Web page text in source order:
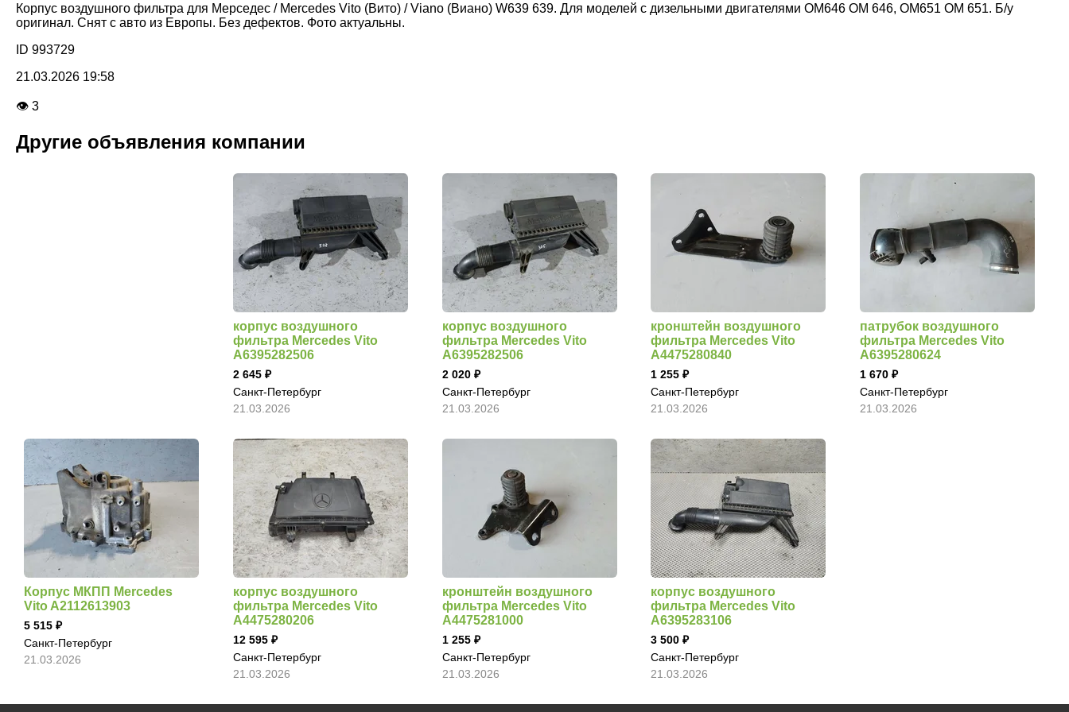
Корпус воздушного фильтра для Мерседес / Mercedes Vito (Вито) / Viano (Виано) W639 639. Для моделей с дизельными двигателями OM646 OM 646, OM651 OM 651. Б/у
оригинал. Снят с авто из Европы. Без дефектов. Фото актуальны.
ID 993729
21.03.2026 19:58
👁 3
Другие объявления компании
корпус воздушного
фильтра Mercedes Vito
A6395282506
2 645
Санкт-Петербург
21.03.2026
корпус воздушного
фильтра Mercedes Vito
A6395282506
2 020
Санкт-Петербург
21.03.2026
кронштейн воздушного
фильтра Mercedes Vito
A4475280840
1 255
Санкт-Петербург
21.03.2026
патрубок воздушного
фильтра Mercedes Vito
A6395280624
1 670
Санкт-Петербург
21.03.2026
Корпус МКПП Mercedes
Vito A2112613903
5 515
Санкт-Петербург
21.03.2026
корпус воздушного
фильтра Mercedes Vito
A4475280206
12 595
Санкт-Петербург
21.03.2026
кронштейн воздушного
фильтра Mercedes Vito
A4475281000
1 255
Санкт-Петербург
21.03.2026
корпус воздушного
фильтра Mercedes Vito
A6395283106
3 500
Санкт-Петербург
21.03.2026